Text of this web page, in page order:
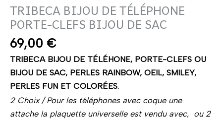
TRIBECA BIJOU DE TÉLÉPHONE
PORTE-CLEFS BIJOU DE SAC
69,00 €
TRIBECA BIJOU DE TÉLÉHONE, PORTE-CLEFS OU
BIJOU DE SAC, PERLES RAINBOW, OEIL, SMILEY,
PERLES FUN ET COLORÉES.
2 Choix / Pour les téléphones avec coque une
attache la plaquette universelle est vendu avec, ou 2